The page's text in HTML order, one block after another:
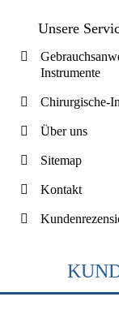
Unsere
Instrumente
Chirurgische-
Über uns
Sitemap
Kontakt